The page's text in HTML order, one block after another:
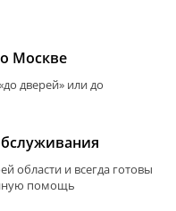
Москве
дверей» или до
области и всегда готовы
помощь